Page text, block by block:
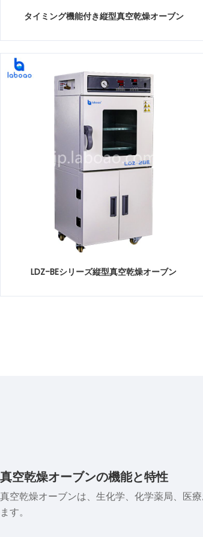
タイミング機能付き縦型真空乾燥オーブン
LDZ-BEシリーズ縦型真空乾燥オーブン
真空乾燥オーブンの機能と特性
真空乾燥オーブンは、生化学、化学薬局、医
ます。